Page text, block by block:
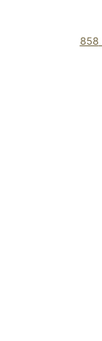
858